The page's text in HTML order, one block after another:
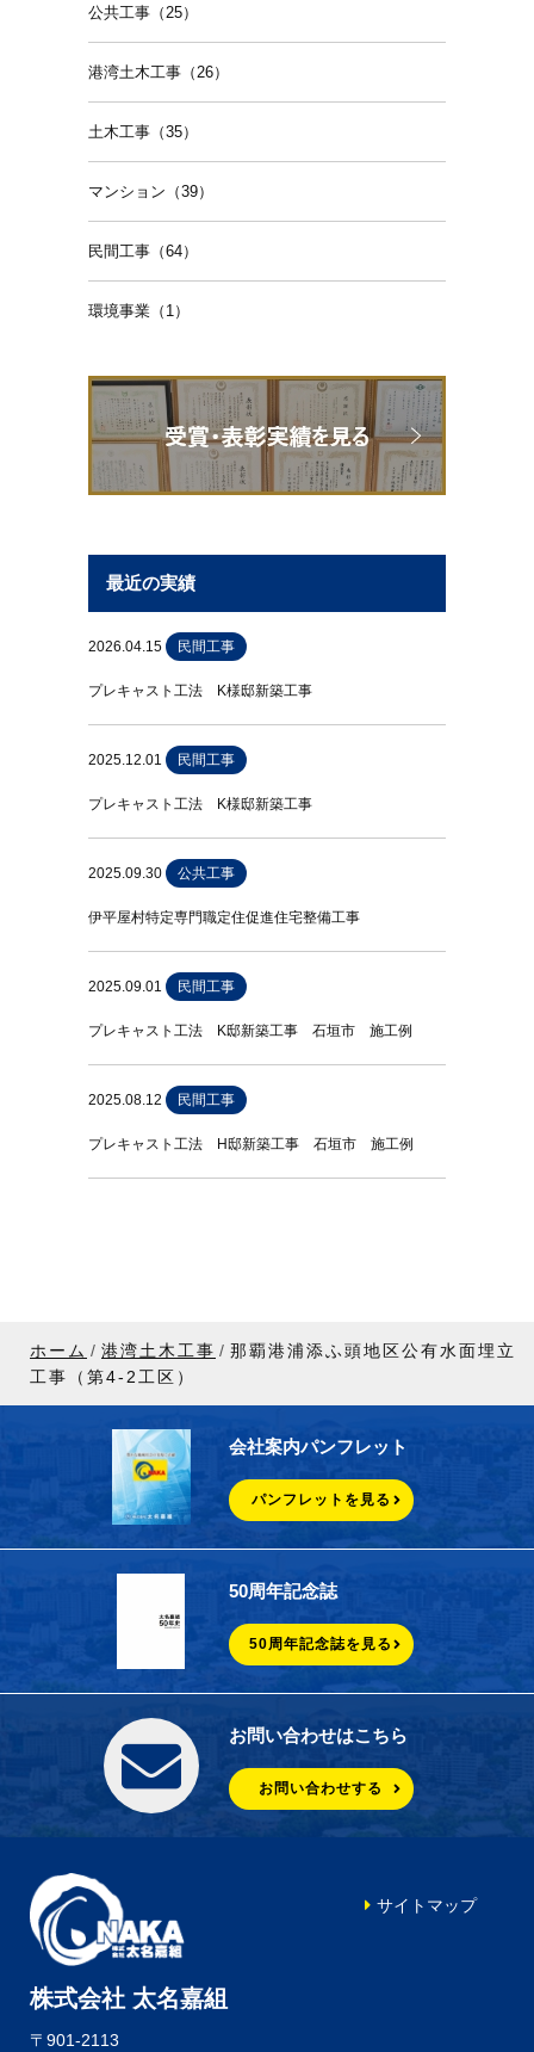
公共工事（25）
港湾土木工事（26）
土木工事（35）
マンション（39）
民間工事（64）
環境事業（1）
最近の実績
2026.04.15 民間工事
プレキャスト工法 K様邸新築工事
2025.12.01 民間工事
プレキャスト工法 K様邸新築工事
2025.09.30 公共工事
伊平屋村特定専門職定住促進住宅整備工事
2025.09.01 民間工事
プレキャスト工法 K邸新築工事 石垣市 施工例
2025.08.12 民間工事
プレキャスト工法 H邸新築工事 石垣市 施工例
ホーム 港湾土木工事
那覇港浦添ふ頭地区公有水面埋立
工事（第4-2工区）
会社案内パンフレット
パンフレットを見る
50周年記念誌
50周年記念誌を見る
お問い合わせはこちら
お問い合わせする
株式会社 太名嘉組
〒901-2113
サイトマップ